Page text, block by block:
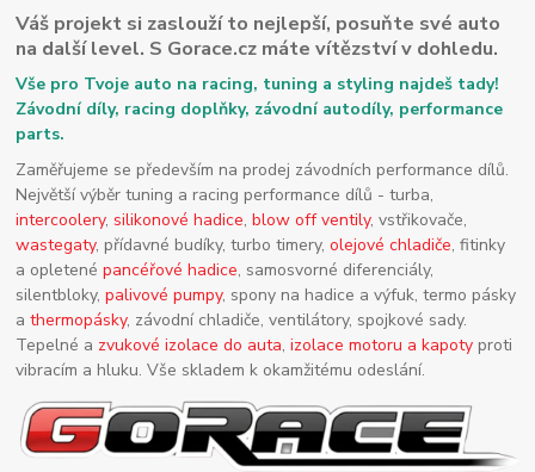
Váš projekt si zaslouží to nejlepší, posuňte své auto
na další level. S Gorace.cz máte vítězství v dohledu.
Vše pro Tvoje auto na racing, tuning a styling najdeš tady!
Závodní díly, racing doplňky, závodní autodíly, performance
parts.
Zaměřujeme se především na prodej závodních performance dílů.
Největší výběr tuning a racing performance dílů - turba,
intercoolery,silikonové hadice,blow off ventily, vstřikovače,
wastegaty, přídavné budíky, turbo timery,olejové chladiče, fitinky
a opletenépancéřové hadice, samosvorné diferenciály,
silentbloky,palivové pumpy, spony na hadice a výfuk, termo pásky
athermopásky, závodní chladiče, ventilátory, spojkové sady.
Tepelné a zvukové izolace do auta,izolace motoru a kapoty proti
vibracím a hluku. Vše skladem k okamžitému odeslání.